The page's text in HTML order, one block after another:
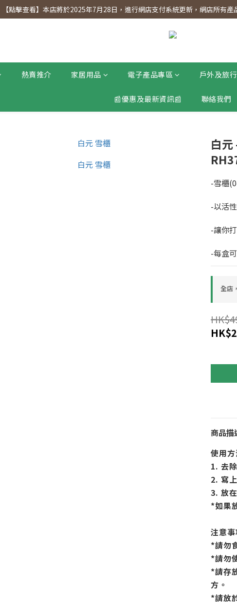
【點擊查看】會員專享 星期三全單95折!!!（優惠期至2026年12月
【點擊查看】本店將於2025年7月28日，進行網店支付系統更新，網店所有
熱賣推介 家居用品 電子產品專區 戶外及旅
📰優惠及最新資訊📰 聯絡我們
白
-雪櫃
-以活
-讓你
-每盒
全店
商品描
使用方
1. 去
2. 寫
3. 放
*如果
注意
*請勿
*請勿
*請存
方。
*請放